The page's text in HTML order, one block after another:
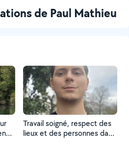
de Paul Mathieu
Travail soigné, respect des
lieux et des personnes dans